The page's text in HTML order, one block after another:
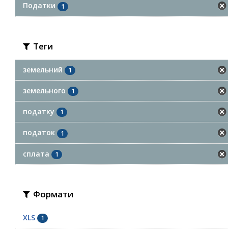
Податки 1
Теги
земельний 1
земельного 1
податку 1
податок 1
сплата 1
Формати
XLS 1